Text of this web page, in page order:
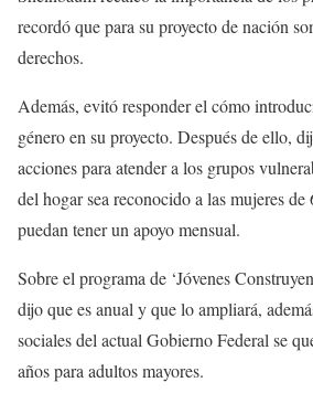
recordó que para su proyecto de nación
derechos.
Además, evitó responder el cómo
género en su proyecto. Después de ello,
acciones para atender a los grupos
del hogar sea reconocido a las mujeres
puedan tener un apoyo mensual.
Sobre el programa de ‘Jóvenes
dijo que es anual y que lo ampliará,
sociales del actual Gobierno Federal se
años para adultos mayores.